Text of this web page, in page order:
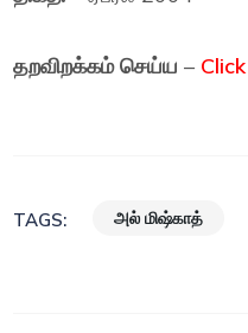
தறவிறக்கம் செய்ய – Click
TAGS: அல் மிஷ்காத்